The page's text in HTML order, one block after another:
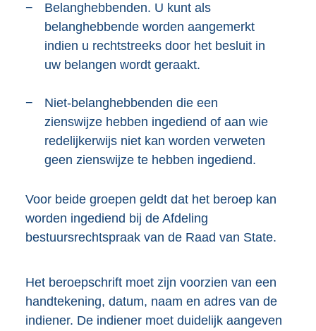
n
k
:
−
Belanghebbenden. U kunt als
belanghebbende worden aangemerkt
indien u rechtstreeks door het besluit in
uw belangen wordt geraakt.
−
Niet-belanghebbenden die een
zienswijze hebben ingediend of aan wie
redelijkerwijs niet kan worden verweten
geen zienswijze te hebben ingediend.
Voor beide groepen geldt dat het beroep kan
worden ingediend bij de Afdeling
bestuursrechtspraak van de Raad van State.
Het beroepschrift moet zijn voorzien van een
handtekening, datum, naam en adres van de
indiener. De indiener moet duidelijk aangeven